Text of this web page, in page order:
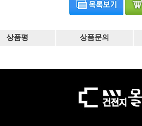
상품평 상품문의